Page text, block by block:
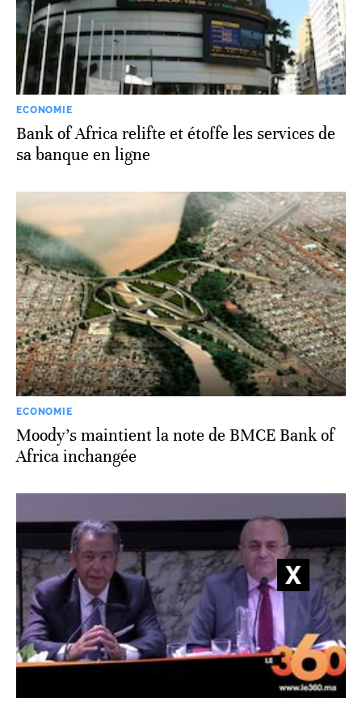
ECONOMIE
Bank of Africa relifte et étoffe les services de
sa banque en ligne
ECONOMIE
Moody’s maintient la note de BMCE Bank of
Africa inchangée